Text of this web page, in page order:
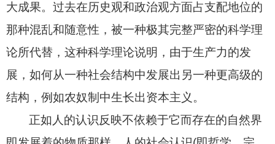
大成果。过去在历史观和政治观方面占支配地位的
那种混乱和随意性，被一种极其完整严密的科学理
论所代替，这种科学理论说明，由于生产力的发
展，如何从一种社会结构中发展出另一种更高级的
结构，例如农奴制中生长出资本主义。
正如人的认识反映不依赖于它而存在的自然界